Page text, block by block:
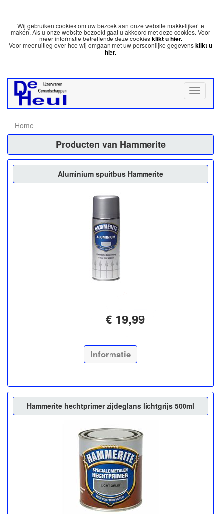
Wij gebruiken cookies om uw bezoek aan onze website makkelijker te
maken. Als u onze website bezoekt gaat u akkoord met deze cookies. Voor
meer informatie betreffende deze cookiesklikt u hier.
Voor meer uitleg over hoe wij omgaan met uw persoonlijke gegevensklikt u
hier.
Home
Producten van Hammerite
Aluminium spuitbus Hammerite
€ 19,99
Informatie
Hammerite hechtprimer zijdeglans lichtgrijs 500ml